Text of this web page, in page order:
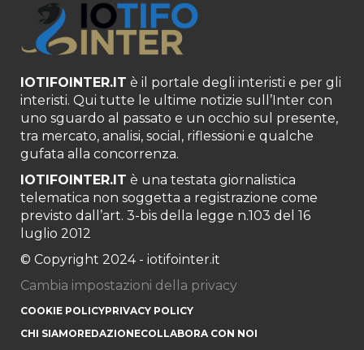
IOTIFOINTER.IT è il portale degli interisti e per gli
interisti. Qui tutte le ultime notizie sull’Inter con
uno sguardo al passato e un occhio sul presente,
tra mercato, analisi, social, riflessioni e qualche
gufata alla concorrenza.
IOTIFOINTER.IT è una testata giornalistica
telematica non soggetta a registrazione come
previsto dall’art. 3-bis della legge n.103 del 16
luglio 2012
© Copyright 2024 - iotifointer.it
Cambia impostazioni della privacy
COOKIE POLICYPRIVACY POLICY
CHI SIAMOREDAZIONECOLLABORA CON NOI